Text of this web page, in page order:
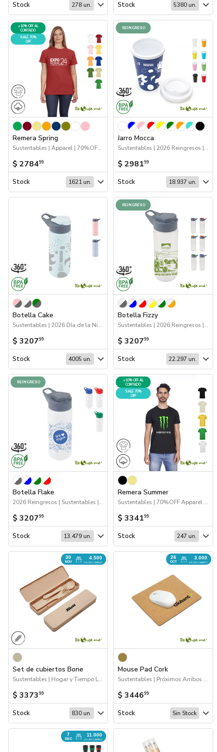
Stock 278 un. Stock 5380 un.
+10% OFF AL
CONTADO
SALE 70%
OFF
Remera Spring
Sustentables | Apparel | 70%OFF Apparel
$ 278499
Stock 1621 un.
REINGRESO
Jarro Mocca
Sustentables | 2026 Reingresos | Drinkware
$ 298199
Stock 18.937 un.
Botella Cake
Sustentables | 2026 Día de la Niñez | Drinkware
$ 320799
Stock 4005 un.
REINGRESO
Botella Fizzy
Sustentables | 2026 Reingresos | Drinkware
$ 320799
Stock 22.297 un.
REINGRESO
Botella Flake
2026 Reingresos | Sustentables | Drinkware
$ 320799
Stock 13.479 un.
+10% OFF AL
CONTADO
SALE 70%
OFF
Remera Summer
Sustentables | 70%OFF Apparel | Apparel
$ 334199
Stock 247 un.
30
NOV
4.500
UN. EN CAMINO
Set de cubiertos Bone
Sustentables | Hogar y Tiempo Libre | 2026 Día de la Niñez | Próximos Arribos
$ 3373 99
Stock 830 un.
26
OCT
3.000
UN. EN CAMINO
Mouse Pad Cork
Sustentables | Próximos Arribos | Escritorio
$ 344699
Stock Sin Stock
7
DEC
11.000
UN. EN CAMINO